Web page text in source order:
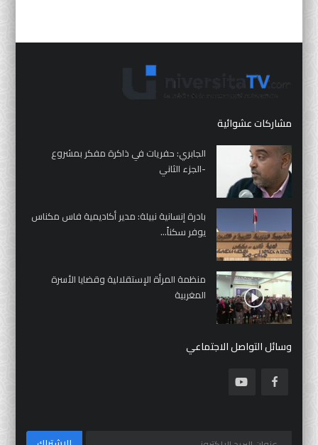
مشاركات عشوائية
الجابري: حفريات في ذاكرة مفكر بمشروع
-الجزء الثاني
بادرة إنسانية نبيلة: مدير أكاديمية فاس مكناس
يوفر سكناً...
منظمة المرأة الإستقلالية وقضايا الأسرة
المغربية
وسائل التواصل الاجتماعي